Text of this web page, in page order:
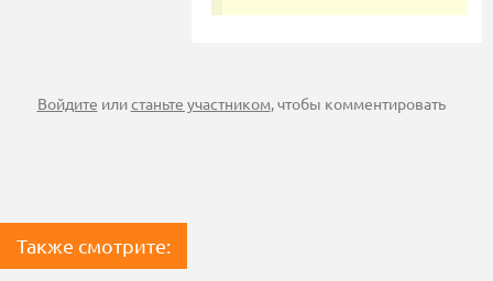
Войдите илистаньте участником, чтобы комментировать
Также смотрите: